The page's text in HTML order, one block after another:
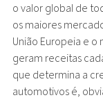
o valor global de
os maiores
União Europeia e
geram receitas
que determina a
automotivos é,